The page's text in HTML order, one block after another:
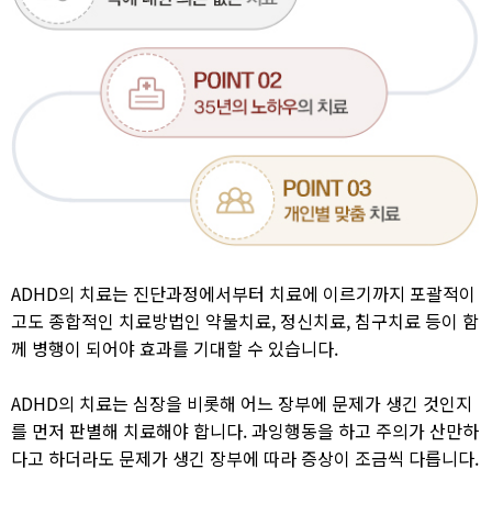
ADHD의 치료는 진단과정에서부터 치료에 이르기까지 포괄적이
고도 종합적인 치료방법인 약물치료, 정신치료, 침구치료 등이 함
께 병행이 되어야 효과를 기대할 수 있습니다.
ADHD의 치료는 심장을 비롯해 어느 장부에 문제가 생긴 것인지
를 먼저 판별해 치료해야 합니다. 과잉행동을 하고 주의가 산만하
다고 하더라도 문제가 생긴 장부에 따라 증상이 조금씩 다릅니다.